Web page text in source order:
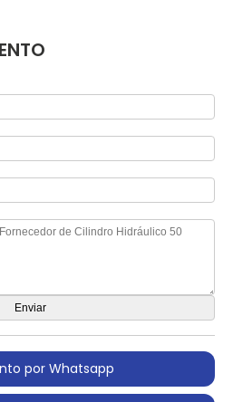
por Whatsapp